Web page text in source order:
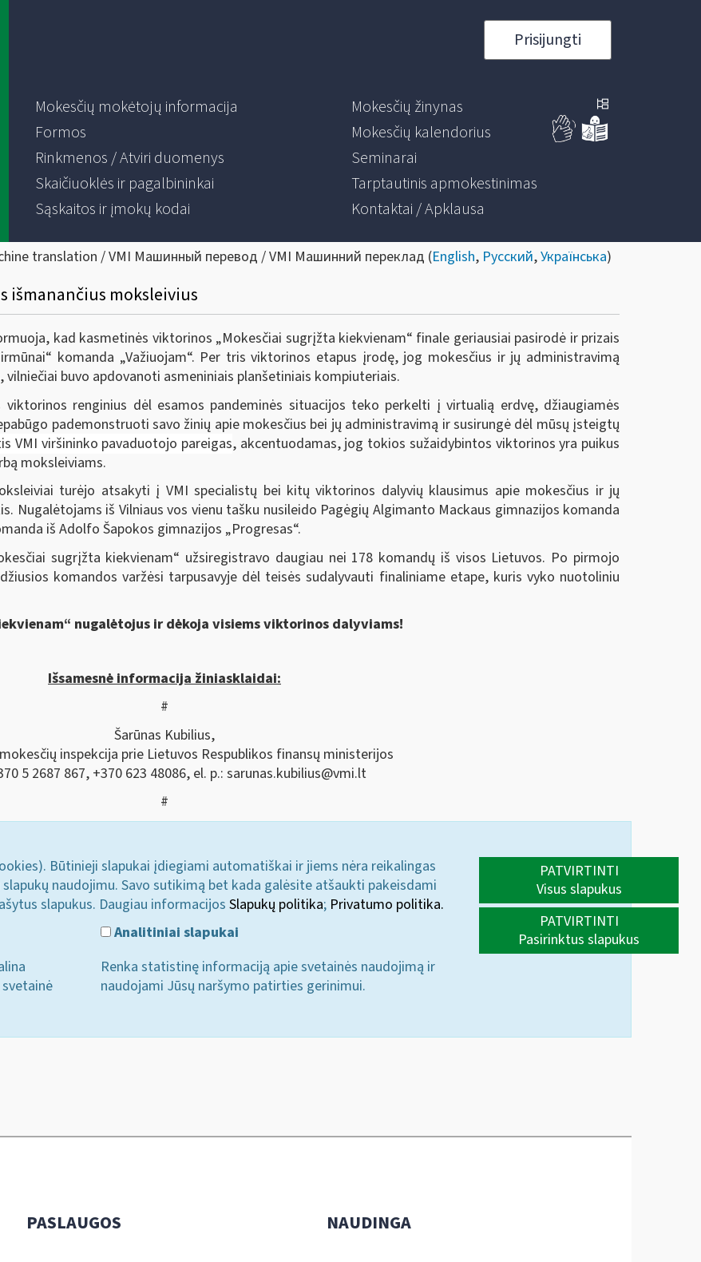
Prisijungti
Mokesčių mokėtojų informacija
Formos
Rinkmenos / Atviri duomenys
Skaičiuoklės ir pagalbininkai
Sąskaitos ir įmokų kodai
Mokesčių žinynas
Mokesčių kalendorius
Seminarai
Tarptautinis apmokestinimas
Kontaktai / Apklausa
translation / VMI Машинный перевод / VMI Машинний переклад (English, Русский,Українська)
išmanančius moksleivius
kad kasmetinės viktorinos „Mokesčiai sugrįžta kiekvienam“ finale geriausiai pasirodė ir prizais
komanda „Važiuojam“. Per tris viktorinos etapus įrodę, jog mokesčius ir jų administravimą
buvo apdovanoti asmeniniais planšetiniais kompiuteriais.
renginius dėl esamos pandeminės situacijos teko perkelti į virtualią erdvę, džiaugiamės
pademonstruoti savo žinių apie mokesčius bei jų administravimą ir susirungė dėl mūsų įsteigtų
VMI viršininko pavaduotojo pareigas, akcentuodamas, jog tokios sužaidybintos viktorinos yra puikus
moksleiviams.
turėjo atsakyti į VMI specialistų bei kitų viktorinos dalyvių klausimus apie mokesčius ir jų
iš Vilniaus vos vienu tašku nusileido Pagėgių Algimanto Mackaus gimnazijos komanda
iš Adolfo Šapokos gimnazijos „Progresas“.
sugrįžta kiekvienam“ užsiregistravo daugiau nei 178 komandų iš visos Lietuvos. Po pirmojo
komandos varžėsi tarpusavyje dėl teisės sudalyvauti finaliniame etape, kuris vyko nuotoliniu
nugalėtojus ir dėkoja visiems viktorinos dalyviams!
Išsamesnė informacija žiniasklaidai:
#
Šarūnas Kubilius,
inspekcija prie Lietuvos Respublikos finansų ministerijos
5 2687 867, +370 623 48086, el. p.: sarunas.kubilius@vmi.lt
#
Būtinieji slapukai įdiegiami automatiškai ir jiems nėra reikalingas
naudojimu. Savo sutikimą bet kada galėsite atšaukti pakeisdami
slapukus. Daugiau informacijos Slapukų politika; Privatumo politika.
Analitiniai slapukai
Renka statistinę informaciją apie svetainės naudojimą ir
naudojami Jūsų naršymo patirties gerinimui.
PATVIRTINTI
Visus slapukus
PATVIRTINTI
Pasirinktus slapukus
PASLAUGOS NAUDINGA